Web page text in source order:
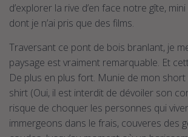
d’explorer la rive d’en face notre gîte,
dont je n’ai pris que des films.
Traversant ce pont de bois branlant, je
paysage est vraiment remarquable. Et
De plus en plus fort. Munie de mon
shirt (Oui, il est interdit de dévoiler son
risque de choquer les personnes qui
immergeons dans le frais, couveres des